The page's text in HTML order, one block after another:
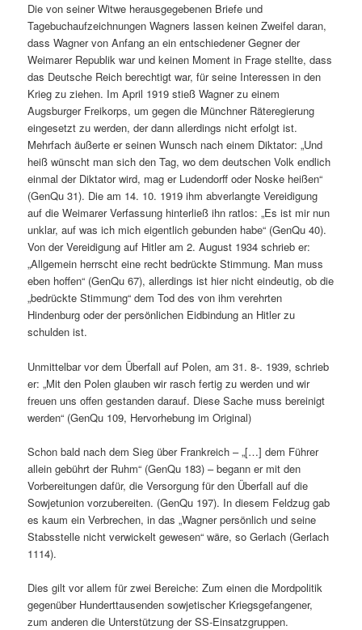
Die von seiner Witwe herausgegebenen Briefe und
Tagebuchaufzeichnungen Wagners lassen keinen Zweifel daran,
dass Wagner von Anfang an ein entschiedener Gegner der
Weimarer Republik war und keinen Moment in Frage stellte, dass
das Deutsche Reich berechtigt war, für seine Interessen in den
Krieg zu ziehen. Im April 1919 stieß Wagner zu einem
Augsburger Freikorps, um gegen die Münchner Räteregierung
eingesetzt zu werden, der dann allerdings nicht erfolgt ist.
Mehrfach äußerte er seinen Wunsch nach einem Diktator: „Und
heiß wünscht man sich den Tag, wo dem deutschen Volk endlich
einmal der Diktator wird, mag er Ludendorff oder Noske heißen“
(GenQu 31). Die am 14. 10. 1919 ihm abverlangte Vereidigung
auf die Weimarer Verfassung hinterließ ihn ratlos: „Es ist mir nun
unklar, auf was ich mich eigentlich gebunden habe“ (GenQu 40).
Von der Vereidigung auf Hitler am 2. August 1934 schrieb er:
„Allgemein herrscht eine recht bedrückte Stimmung. Man muss
eben hoffen“ (GenQu 67), allerdings ist hier nicht eindeutig, ob die
„bedrückte Stimmung“ dem Tod des von ihm verehrten
Hindenburg oder der persönlichen Eidbindung an Hitler zu
schulden ist.
Unmittelbar vor dem Überfall auf Polen, am 31. 8-. 1939, schrieb
er: „Mit den Polen glauben wir rasch fertig zu werden und wir
freuen uns offen gestanden darauf. Diese Sache muss bereinigt
werden“ (GenQu 109, Hervorhebung im Original)
Schon bald nach dem Sieg über Frankreich – „[…] dem Führer
allein gebührt der Ruhm“ (GenQu 183) – begann er mit den
Vorbereitungen dafür, die Versorgung für den Überfall auf die
Sowjetunion vorzubereiten. (GenQu 197). In diesem Feldzug gab
es kaum ein Verbrechen, in das „Wagner persönlich und seine
Stabsstelle nicht verwickelt gewesen“ wäre, so Gerlach (Gerlach
1114).
Dies gilt vor allem für zwei Bereiche: Zum einen die Mordpolitik
gegenüber Hunderttausenden sowjetischer Kriegsgefangener,
zum anderen die Unterstützung der SS-Einsatzgruppen.